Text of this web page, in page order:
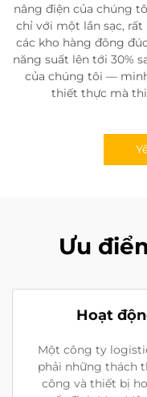
nâng điện của chúng
chỉ với một lần sạc,
các kho hàng đông
năng suất lên tới 30%
của chúng tôi —
thiết thực mà
Ưu
Hoạt
Một công ty
phải những thách
công và thiết bị